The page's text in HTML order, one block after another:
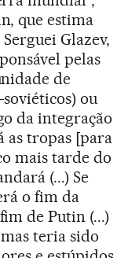
que estima
Glazev,
pelas
de
ou
da integração
as tropas [para
mais tarde do
(...) Se
o fim da
de Putin (...)
teria sido